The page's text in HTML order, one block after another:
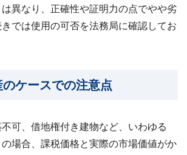
異なり、正確性や証明力の点でやや劣
では使用の可否を法務局に確認してお
ケースでの注意点
可、借地権付き建物など、いわゆる
の場合、課税価格と実際の市場価値がか